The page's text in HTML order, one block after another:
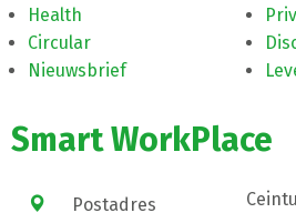
Health
Circular
Nieuwsbrief
Smart WorkPlace
Postadres